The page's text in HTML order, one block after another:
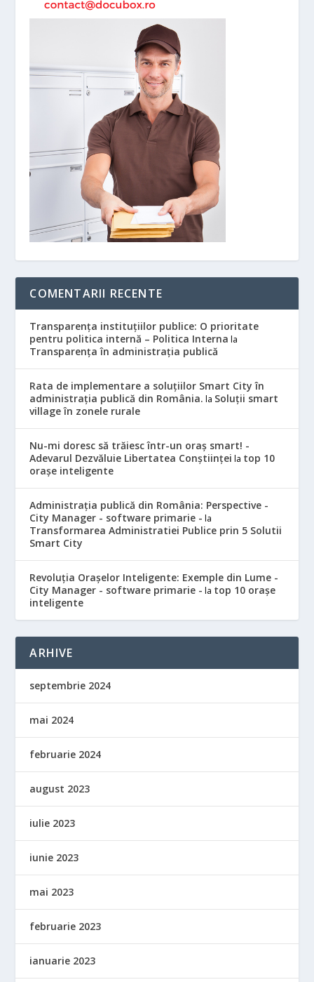
COMENTARII RECENTE
Transparența instituțiilor publice: O prioritate
pentru politica internă – Politica Interna la
Transparența în administrația publică
Rata de implementare a soluțiilor Smart City în
administrația publică din România. la Soluții smart
village în zonele rurale
Nu-mi doresc să trăiesc într-un oraș smart! -
Adevarul Dezvăluie Libertatea Conștiinței la top 10
orașe inteligente
Administrația publică din România: Perspective -
City Manager - software primarie - la
Transformarea Administratiei Publice prin 5 Solutii
Smart City
Revoluția Orașelor Inteligente: Exemple din Lume -
City Manager - software primarie - la top 10 orașe
inteligente
ARHIVE
septembrie 2024
mai 2024
februarie 2024
august 2023
iulie 2023
iunie 2023
mai 2023
februarie 2023
ianuarie 2023